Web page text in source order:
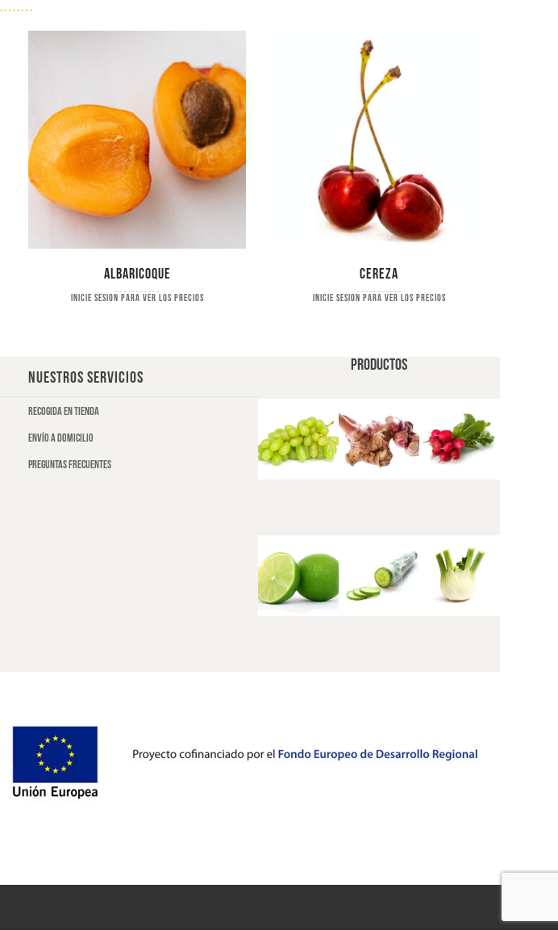
Albaricoque
Inicie sesion para ver los precios
Cereza
Inicie sesion para ver los precios
NUESTROS SERVICIOS
Recogida en tienda
Envío a domicilio
Preguntas frecuentes
PRODUCTOS